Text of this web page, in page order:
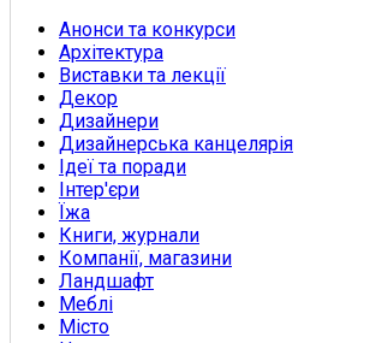
Анонси та конкурси
Архітектура
Виставки та лекції
Декор
Дизайнери
Дизайнерська канцелярія
Ідеї та поради
Інтер'єри
Їжа
Книги, журнали
Компанії, магазини
Ландшафт
Меблі
Місто